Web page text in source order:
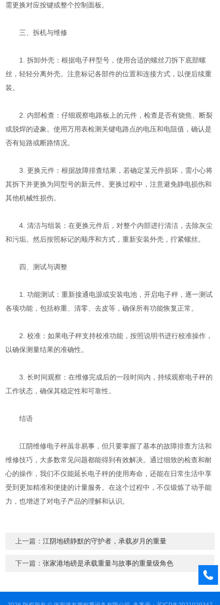
需更换对应按键或整个控制面板。
三、拆机与维修
1. 拆卸外壳：根据电子秤型号，使用合适的螺丝刀拆下底部螺
丝，轻轻分离外壳。注意标记各部件的位置和连接方式，以便后续重
装。
2. 内部检查：仔细观察电路板上的元件，检查是否有烧焦、断裂
或脱焊的迹象。使用万用表检测关键电路点的电压和电阻值，确认是
否有短路或断路情况。
3. 更换元件：根据故障排查结果，若确定某元件损坏，需小心将
其拆下并更换为同型号的新元件。更换过程中，注意避免静电损伤和
其他机械性损伤。
4. 清洁与组装：在更换元件后，对整个内部进行清洁，去除灰尘
和污垢。然后按照标记的顺序和方式，重新安装外壳，拧紧螺丝。
四、测试与调整
1. 功能测试：重新接通电源或安装电池，开启电子秤，逐一测试
各项功能，包括称重、清零、去皮等，确保所有功能恢复正常。
2. 校准：如果电子秤支持校准功能，按照说明书进行校准操作，
以确保测量结果的准确性。
3. 长时间观察：在维修完成后的一段时间内，持续观察电子秤的
工作状态，确保其稳定性和可靠性。
结语
江阴维修电子秤虽非易事，但只要掌握了基本的故障排查方法和
维修技巧，大多数常见问题都能得到有效解决。通过细致的检查和耐
心的操作，我们不仅能延长电子秤的使用寿命，还能在日常生活中享
受到更加精准和便捷的计量服务。在这个过程中，不仅锻炼了动手能
力，也增进了对电子产品的理解和认识。
上一篇：江阴地磅静默的守护者，承载岁月的重量
下一篇：张家港地磅是承载重量与故事的重量级角色